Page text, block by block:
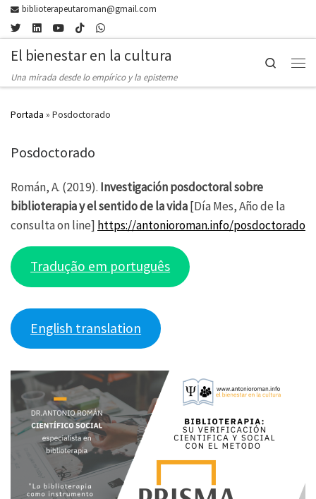
Skip to content
biblioterapeutaroman@gmail.com
El bienestar en la cultura
Una mirada desde lo empírico y la episteme
Search
Portada » Posdoctorado
Posdoctorado
Román, A. (2019). Investigación posdoctoral sobre
biblioterapia y el sentido de la vida[Día Mes, Año de la
consulta on line] https://antonioroman.info/posdoctorado
Tradução em português
English translation